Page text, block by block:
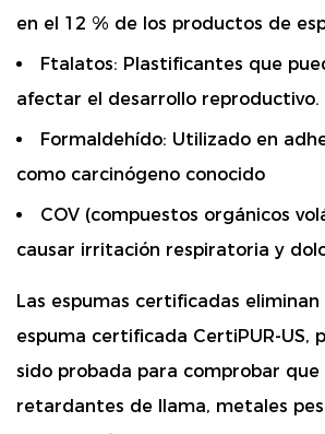
en el 12 % de los productos de
Ftalatos: Plastificantes que
afectar el desarrollo reproductivo.
Formaldehído: Utilizado en
como carcinógeno conocido
COV (compuestos orgánicos
causar irritación respiratoria y
Las espumas certificadas eliminan
espuma certificada CertiPUR-US,
sido probada para comprobar
retardantes de llama, metales